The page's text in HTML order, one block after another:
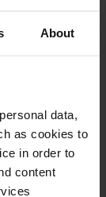
About
data,
as cookies to
in order to
content
Aufenthalt.